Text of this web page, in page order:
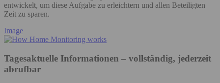
entwickelt, um diese Aufgabe zu erleichtern und allen Beteiligten
Zeit zu sparen.
Image
Tagesaktuelle Informationen – vollständig, jederzeit
abrufbar